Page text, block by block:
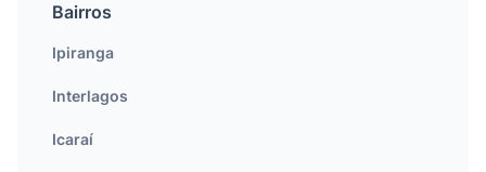
Bairros
Ipiranga
Interlagos
Icaraí